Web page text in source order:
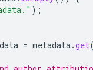
);
= metadata.get